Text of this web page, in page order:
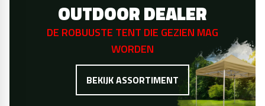
OUTDOOR DEALER
DE ROBUUSTE TENT DIE GEZIEN MAG
WORDEN
BEKIJK ASSORTIMENT